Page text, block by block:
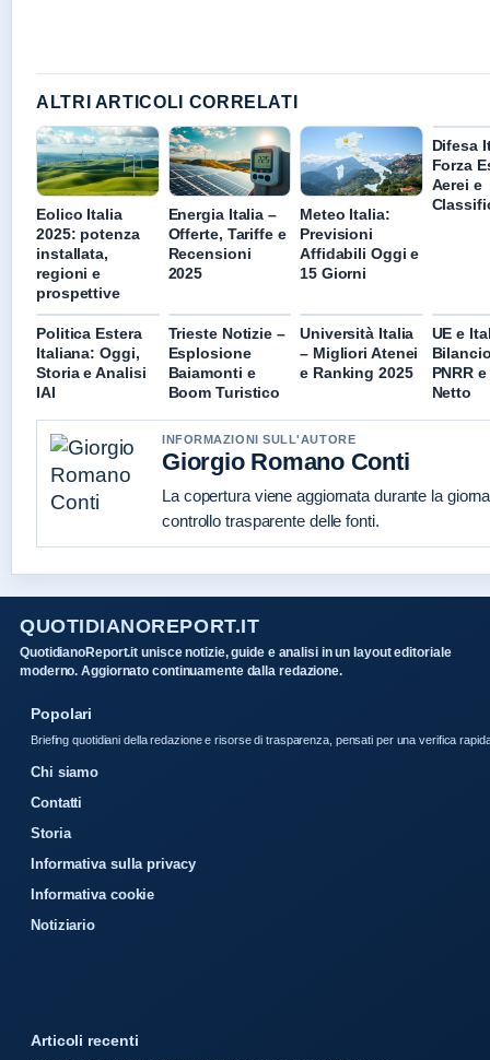
ALTRI ARTICOLI CORRELATI
Eolico Italia
2025: potenza
installata,
regioni e
prospettive
Energia Italia –
Offerte, Tariffe e
Recensioni
2025
Meteo Italia:
Previsioni
Affidabili Oggi e
15 Giorni
Difesa
Forza
Aerei e
Politica Estera
Italiana: Oggi,
Storia e Analisi
IAI
Trieste Notizie –
Esplosione
Baiamonti e
Boom Turistico
Università Italia
– Migliori Atenei
e Ranking 2025
UE e
PNRR
Netto
INFORMAZIONI SULL'AUTORE
Giorgio Romano Conti
La copertura viene aggiornata durante la
controllo trasparente delle fonti.
QUOTIDIANOREPORT.IT
QuotidianoReport.it unisce notizie, guide e analisi in un layout editoriale
moderno. Aggiornato continuamente dalla redazione.
Popolari
Briefing quotidiani della redazione e risorse di trasparenza, pensati per una verifica
Chi siamo
Contatti
Storia
Informativa sulla privacy
Informativa cookie
Notiziario
Articoli recenti